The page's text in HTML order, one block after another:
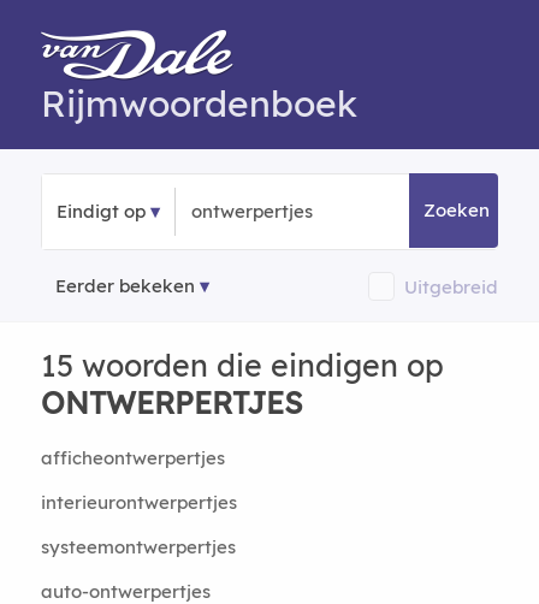
Rijmwoordenboek
Eindigt op Zoeken
Eerder bekeken Uitgebreid
15 woorden die eindigen op
ONTWERPERTJES
afficheontwerpertjes
interieurontwerpertjes
systeemontwerpertjes
auto-ontwerpertjes